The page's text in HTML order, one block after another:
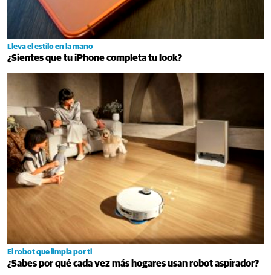
Lleva el estilo en la mano
¿Sientes que tu iPhone completa tu look?
El robot que limpia por ti
¿Sabes por qué cada vez más hogares usan robot aspirador?